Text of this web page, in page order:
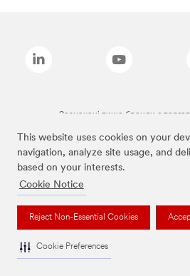
This website uses cookies on your
navigation, analyze site usage, and
based on your interests.
Cookie Notice
Reject Non-Essential Cookies
Cookie Preferences
Зазначені вище бренди є